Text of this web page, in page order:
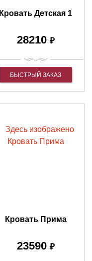
Кровать Детская 1
28210 ₽
БЫСТРЫЙ ЗАКАЗ
Кровать Прима
23590 ₽